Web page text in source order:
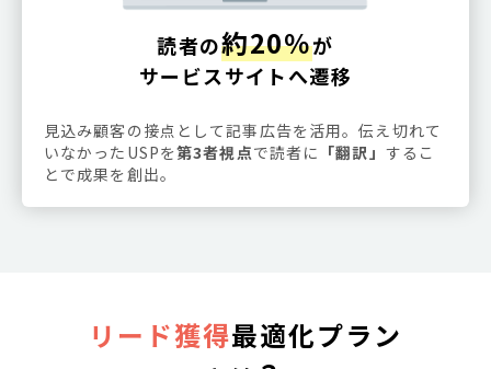
読者の約20％が
サービスサイトへ遷移
見込み顧客の接点として記事広告を活用。伝え切れて
いなかったUSPを第3者視点で読者に 「翻訳」 するこ
とで成果を創出。
リード獲得最適化プラン